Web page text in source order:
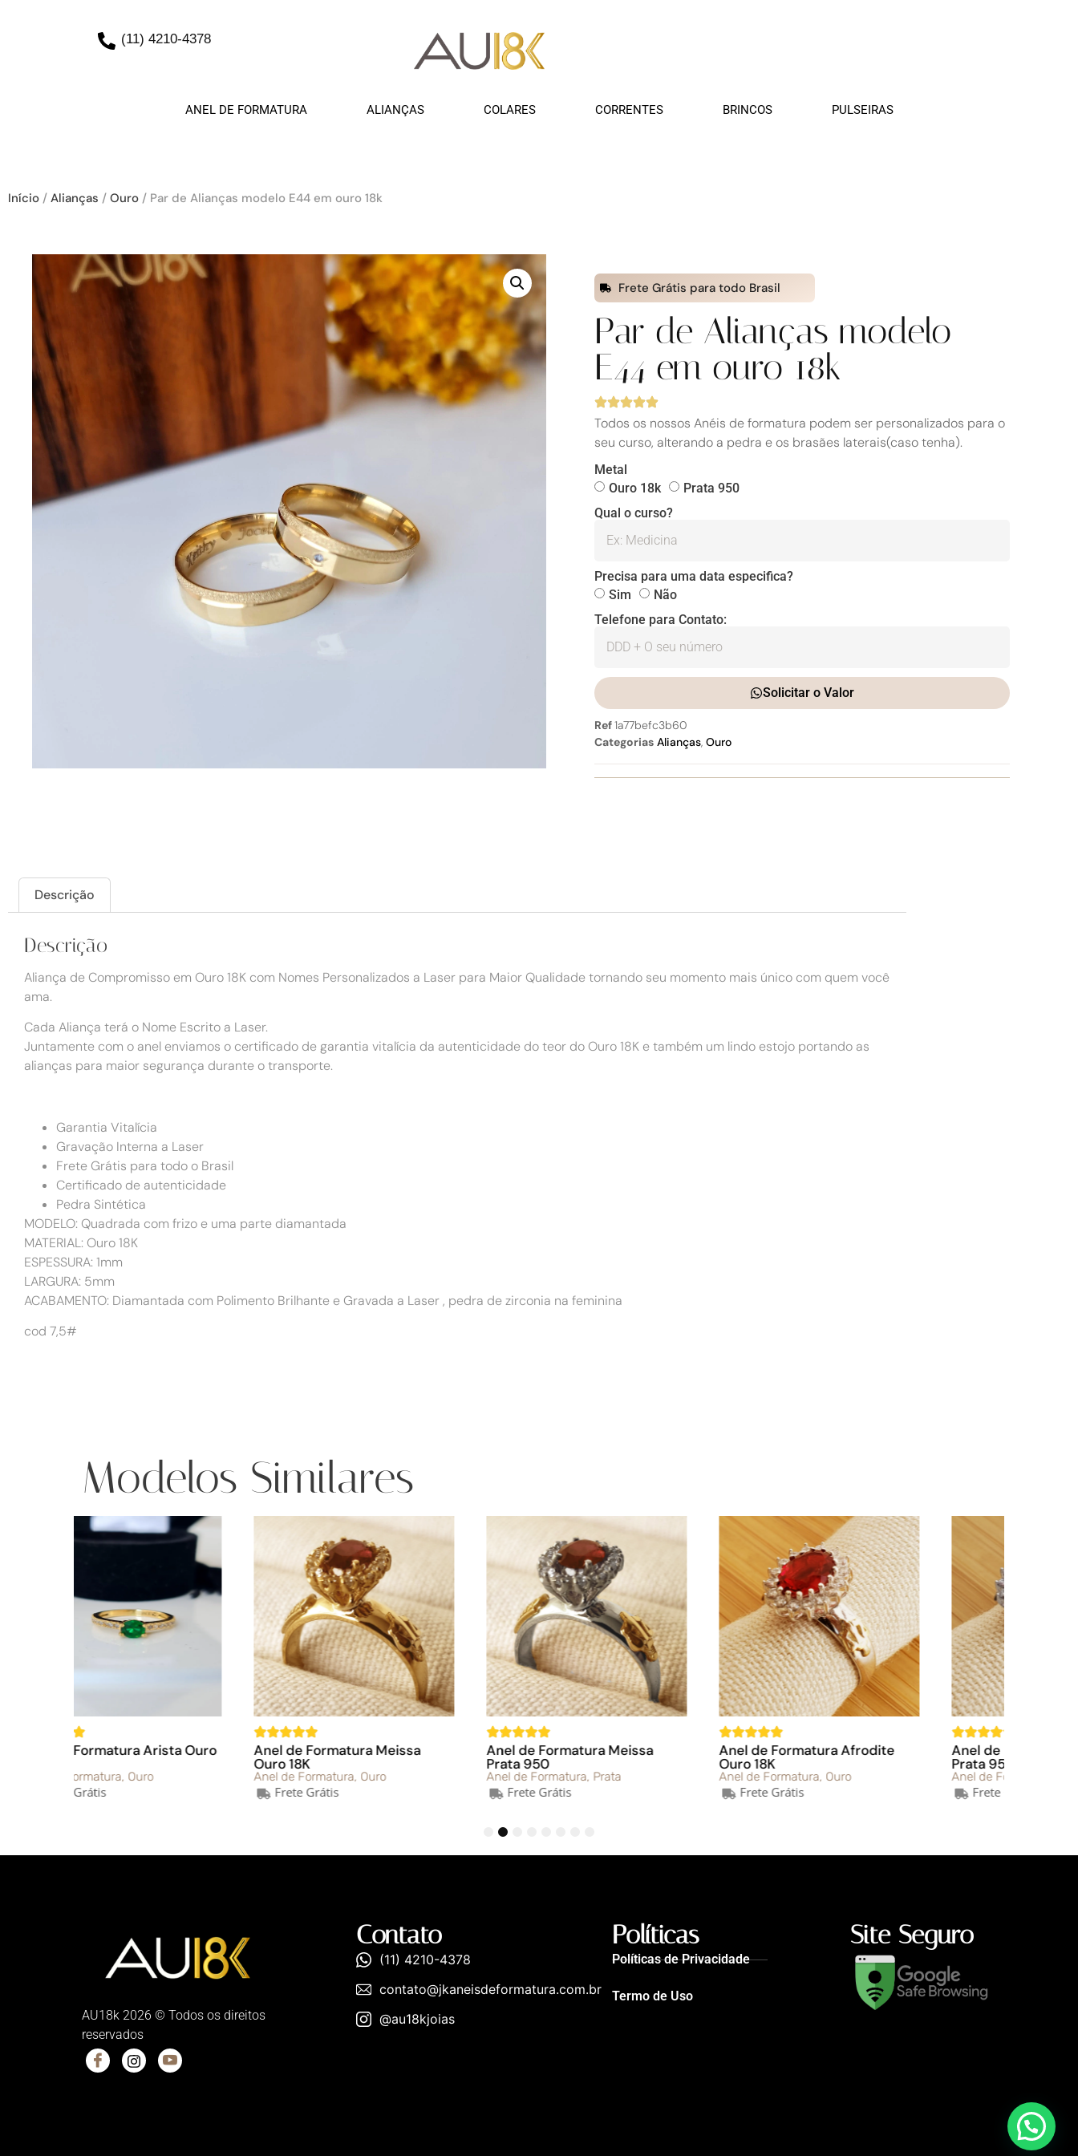
(11) 4210-4378
ANEL DE FORMATURA ALIANÇAS COLARES CORRENTES BRINCOS PULSEIRAS
Início / Alianças / Ouro / Par de Alianças modelo E44 em ouro 18k
Frete Grátis para todo Brasil
Par de Alianças modelo
E44 em ouro 18k
Todos os nossos Anéis de formatura podem ser personalizados para o
seu curso, alterando a pedra e os brasães laterais(caso tenha).
Metal
Ouro 18k
Prata 950
Qual o curso?
Precisa para uma data especifica?
Sim
Não
Telefone para Contato:
Solicitar o Valor
Ref1a77befc3b60
Categorias Alianças,Ouro
Descrição
Descrição
Aliança de Compromisso em Ouro 18K com Nomes Personalizados a Laser para Maior Qualidade tornando seu momento mais único com quem você
ama.
Cada Aliança terá o Nome Escrito a Laser.
Juntamente com o anel enviamos o certificado de garantia vitalícia da autenticidade do teor do Ouro 18K e também um lindo estojo portando as
alianças para maior segurança durante o transporte.
Garantia Vitalícia
Gravação Interna a Laser
Frete Grátis para todo o Brasil
Certificado de autenticidade
Pedra Sintética
MODELO: Quadrada com frizo e uma parte diamantada
MATERIAL: Ouro 18K
ESPESSURA: 1mm
LARGURA: 5mm
ACABAMENTO: Diamantada com Polimento Brilhante e Gravada a Laser , pedra de zirconia na feminina
cod 7,5#
Modelos Similares
Anel de Formatura Meissa
Anel de Formatura
Anel de Formatura Meissa
Anel de Formatura
Anel de Formatura Afrodite
Anel de Formatura
Anel de Formatura Afrodite
Anel de Formatura
5
AU18k 2026 © Todos os direitos
reservados
Contato
(11) 4210-4378
contato@jkaneisdeformatura.com.br
@au18kjoias
Políticas
Políticas de Privacidade
Termo de Uso
Site Seguro